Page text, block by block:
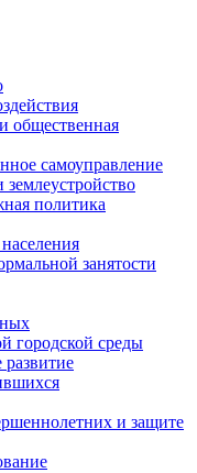
общественная
самоуправление
политика
занятости
городской среды
и защите